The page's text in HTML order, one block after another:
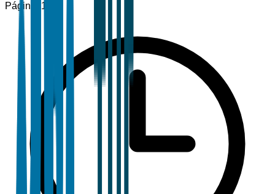
Páginas 120+